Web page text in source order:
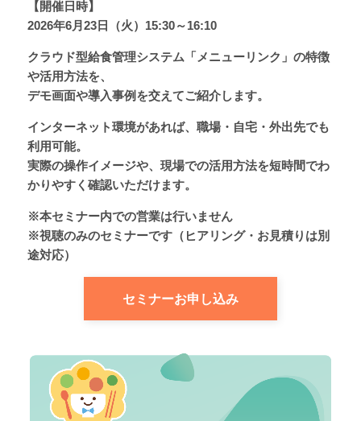
【開催日時】
2026年6月23日（火）15:30～16:10
クラウド型給食管理システム「メニューリンク」の特徴
や活用方法を、
デモ画面や導入事例を交えてご紹介します。
インターネット環境があれば、職場・自宅・外出先でも
利用可能。
実際の操作イメージや、現場での活用方法を短時間でわ
かりやすく確認いただけます。
※本セミナー内での営業は行いません
※視聴のみのセミナーです（ヒアリング・お見積りは別
途対応）
セミナーお申し込み